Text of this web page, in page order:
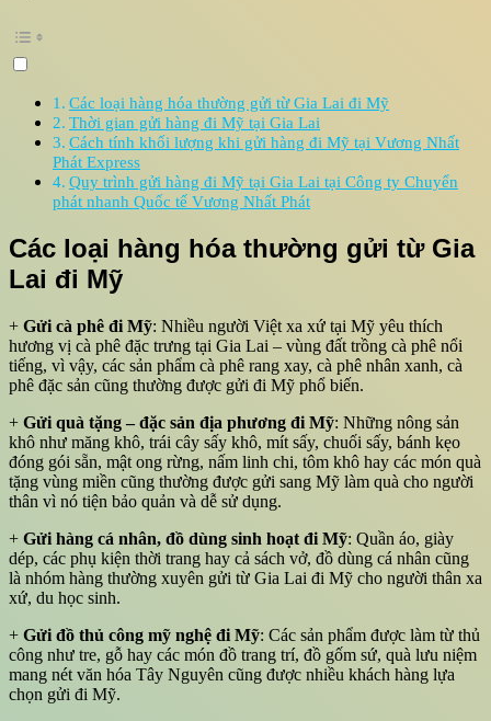
Các loại hàng hóa thường gửi từ Gia Lai đi Mỹ
Thời gian gửi hàng đi Mỹ tại Gia Lai
Cách tính khối lượng khi gửi hàng đi Mỹ tại Vương Nhất
Phát Express
Quy trình gửi hàng đi Mỹ tại Gia Lai tại Công ty Chuyển
phát nhanh Quốc tế Vương Nhất Phát
Các loại hàng hóa thường gửi từ Gia
Lai đi Mỹ
+ Gửi cà phê đi Mỹ: Nhiều người Việt xa xứ tại Mỹ yêu thích
hương vị cà phê đặc trưng tại Gia Lai – vùng đất trồng cà phê nổi
tiếng, vì vậy, các sản phẩm cà phê rang xay, cà phê nhân xanh, cà
phê đặc sản cũng thường được gửi đi Mỹ phổ biến.
+ Gửi quà tặng – đặc sản địa phương đi Mỹ: Những nông sản
khô như măng khô, trái cây sấy khô, mít sấy, chuối sấy, bánh kẹo
đóng gói sẵn, mật ong rừng, nấm linh chi, tôm khô hay các món quà
tặng vùng miền cũng thường được gửi sang Mỹ làm quà cho người
thân vì nó tiện bảo quản và dễ sử dụng.
+ Gửi hàng cá nhân, đồ dùng sinh hoạt đi Mỹ: Quần áo, giày
dép, các phụ kiện thời trang hay cả sách vở, đồ dùng cá nhân cũng
là nhóm hàng thường xuyên gửi từ Gia Lai đi Mỹ cho người thân xa
xứ, du học sinh.
+ Gửi đồ thủ công mỹ nghệ đi Mỹ: Các sản phẩm được làm từ thủ
công như tre, gỗ hay các món đồ trang trí, đồ gốm sứ, quà lưu niệm
mang nét văn hóa Tây Nguyên cũng được nhiều khách hàng lựa
chọn gửi đi Mỹ.